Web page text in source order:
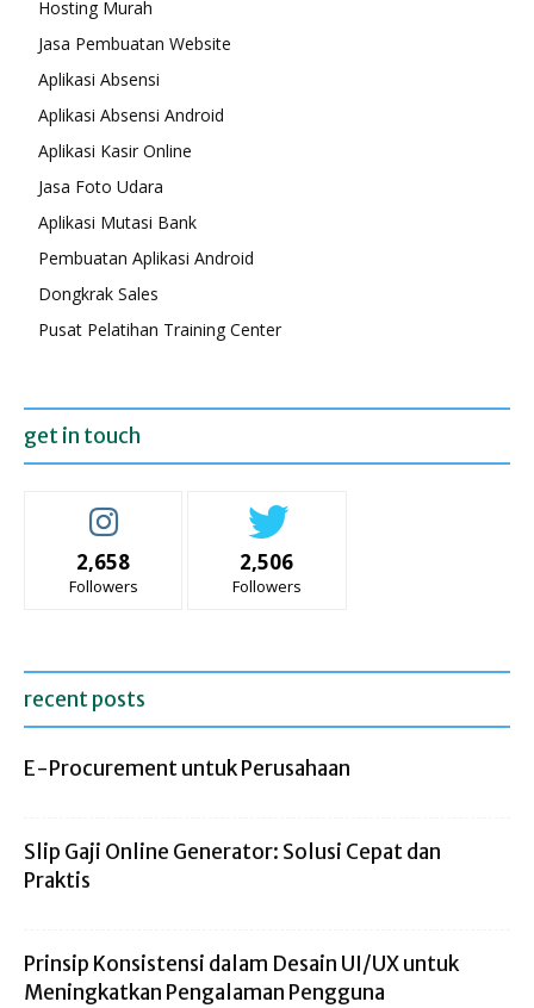
Hosting Murah
Jasa Pembuatan Website
Aplikasi Absensi
Aplikasi Absensi Android
Aplikasi Kasir Online
Jasa Foto Udara
Aplikasi Mutasi Bank
Pembuatan Aplikasi Android
Dongkrak Sales
Pusat Pelatihan Training Center
get in touch
2,658
Followers
2,506
Followers
recent posts
E-Procurement untuk Perusahaan
Slip Gaji Online Generator: Solusi Cepat dan
Praktis
Prinsip Konsistensi dalam Desain UI/UX untuk
Meningkatkan Pengalaman Pengguna